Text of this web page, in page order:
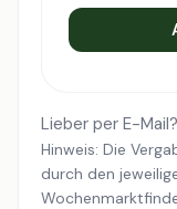
Lieber per E-Mail?
Hinweis: Die
durch den